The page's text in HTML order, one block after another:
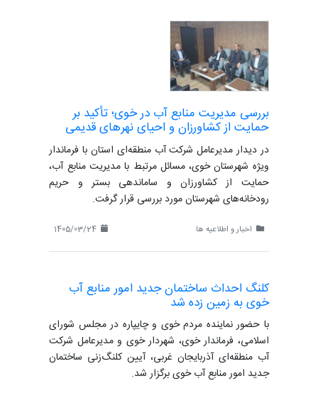
بررسی مدیریت منابع آب در خوی؛ تأکید بر
حمایت از کشاورزان و احیای نهرهای قدیمی
در دیدار مدیرعامل شرکت آب منطقه‌ای استان با فرماندار
ویژه شهرستان خوی، مسائل مرتبط با مدیریت منابع آب،
حمایت از کشاورزان و ساماندهی بستر و حریم
رودخانه‌های شهرستان مورد بررسی قرار گرفت.
اخبار و اطلاعیه ها
کلنگ احداث ساختمان جدید امور منابع آب
خوی به زمین زده شد
با حضور نماینده مردم خوی و چایپاره در مجلس شورای
اسلامی، فرماندار خوی، شهردار خوی و مدیرعامل شرکت
آب منطقه‌ای آذربایجان غربی، آیین کلنگ‌زنی ساختمان
جدید امور منابع آب خوی برگزار شد.